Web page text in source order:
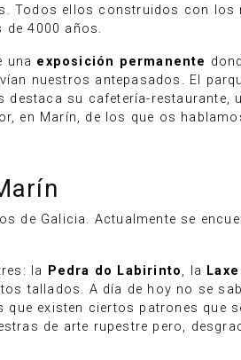
Todos ellos construidos con
de 4000 años.
una exposición permanente
nuestros antepasados. El
su cafetería-restaurante,
en Marín, de los que os
de Galicia. Actualmente se
la Pedra do Labirinto, la
tallados. A día de hoy no se
existen ciertos patrones que
de arte rupestre pero,